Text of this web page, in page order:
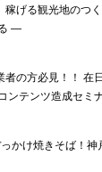
稼げる観光地のつ
―
者の方必見！！ 在
ンテンツ造成セミ
かけ焼きそば！